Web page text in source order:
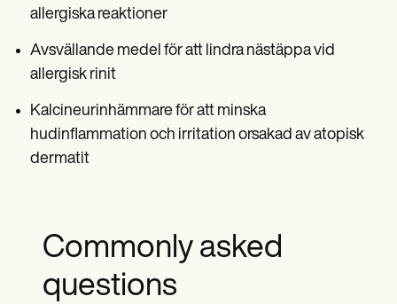
allergiska reaktioner
Avsvällande medel för att lindra nästäppa vid
allergisk rinit
Kalcineurinhämmare för att minska
hudinflammation och irritation orsakad av atopisk
dermatit
Commonly asked
questions